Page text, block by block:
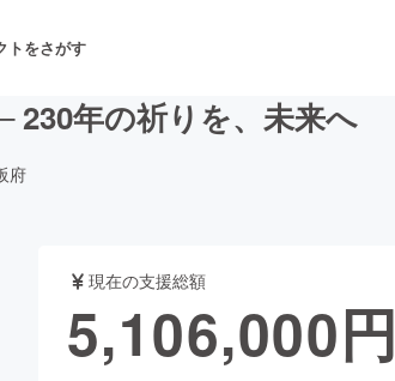
トをさがす
フォーマンス
飲食店 ファッション
230年の祈りを、未来へ
府
現在の支援総額
5,106,000円